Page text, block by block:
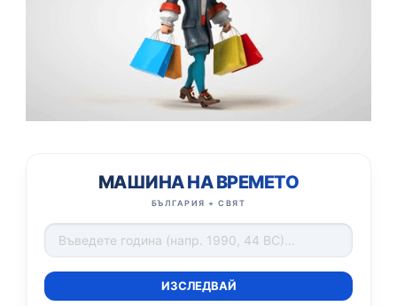
МАШИНА НА ВРЕМЕТО
БЪЛГАРИЯ + СВЯТ
ИЗСЛЕДВАЙ